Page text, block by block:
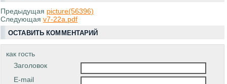
Предыдущая picture(56396)
Следующая v7-22a.pdf
ОСТАВИТЬ КОММЕНТАРИЙ
как гость
Заголовок
E-mail